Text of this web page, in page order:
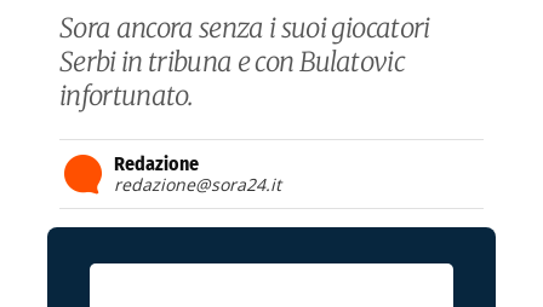
Sora ancora senza i suoi giocatori
Serbi in tribuna e con Bulatovic
infortunato.
Redazione
redazione@sora24.it